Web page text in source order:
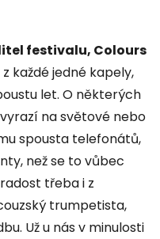
festivalu, Colours
každé jedné kapely,
let. O některých
na světové nebo
spousta telefonátů,
než se to vůbec
třeba i z
trumpetista,
Už u nás v minulosti